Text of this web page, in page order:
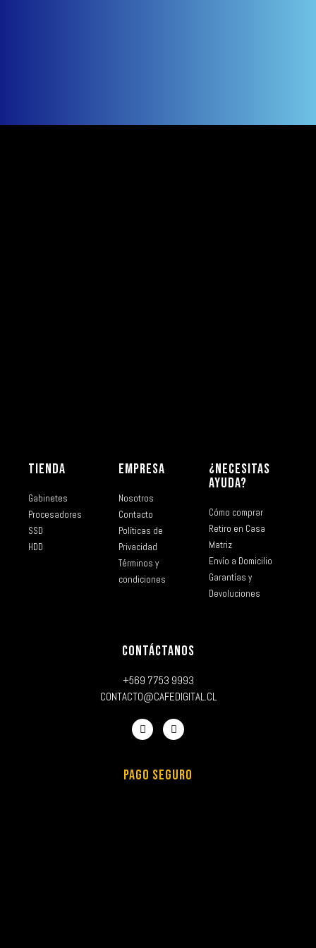
TIENDA
Gabinetes
Procesadores
SSD
HDD
EMPRESA
Nosotros
Contacto
Políticas de
Privacidad
Términos y
condiciones
¿NECESITAS
AYUDA?
Cómo comprar
Retiro en Casa
Matriz
Envío a Domicilio
Garantías y
Devoluciones
CONTÁCTANOS
+569 7753 9993
CONTACTO@CAFEDIGITAL.CL
PAGO SEGURO